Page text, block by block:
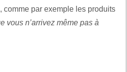
comme par exemple les produits
vous n’arrivez même pas à